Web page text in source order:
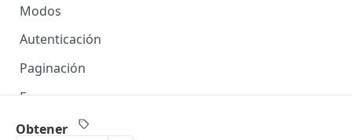
Modos
Autenticación
Paginación
Errores
Expansión de objetos
Obtener